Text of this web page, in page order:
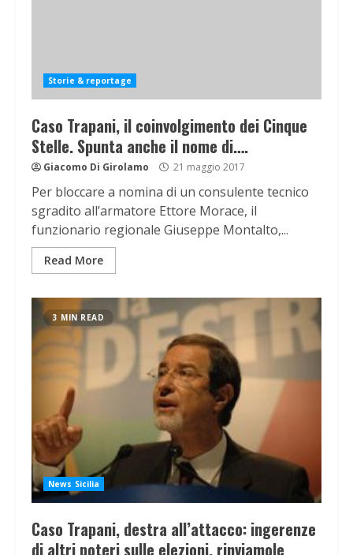
Storie & reportage
Caso Trapani, il coinvolgimento dei Cinque
Stelle. Spunta anche il nome di….
Giacomo Di Girolamo 21 maggio 2017
Per bloccare a nomina di un consulente tecnico
sgradito all’armatore Ettore Morace, il
funzionario regionale Giuseppe Montalto,...
Read More
3 MIN READ
News Sicilia
Caso Trapani, destra all’attacco: ingerenze
di altri poteri sulle elezioni, rinviamole